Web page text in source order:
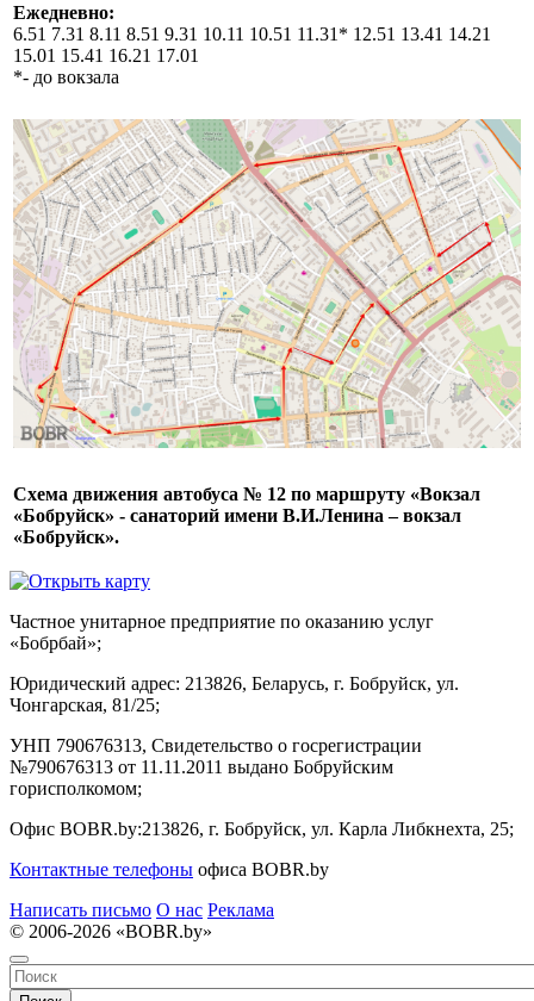
Ежедневно:
6.51 7.31 8.11 8.51 9.31 10.11 10.51 11.31* 12.51 13.41 14.21
15.01 15.41 16.21 17.01
*- до вокзала
Схема движения автобуса № 12 по маршруту «Вокзал
«Бобруйск» - санаторий имени В.И.Ленина – вокзал
«Бобруйск».
Частное унитарное предприятие по оказанию услуг
«Бобрбай»;
Юридический адрес: 213826, Беларусь, г. Бобруйск, ул.
Чонгарская, 81/25;
УНП 790676313, Свидетельство о госрегистрации
№790676313 от 11.11.2011 выдано Бобруйским
горисполкомом;
Офис BOBR.by:213826, г. Бобруйск, ул. Карла Либкнехта, 25;
Контактные телефоны офиса BOBR.by
Написать письмо О нас Реклама
© 2006-2026 «BOBR.by»